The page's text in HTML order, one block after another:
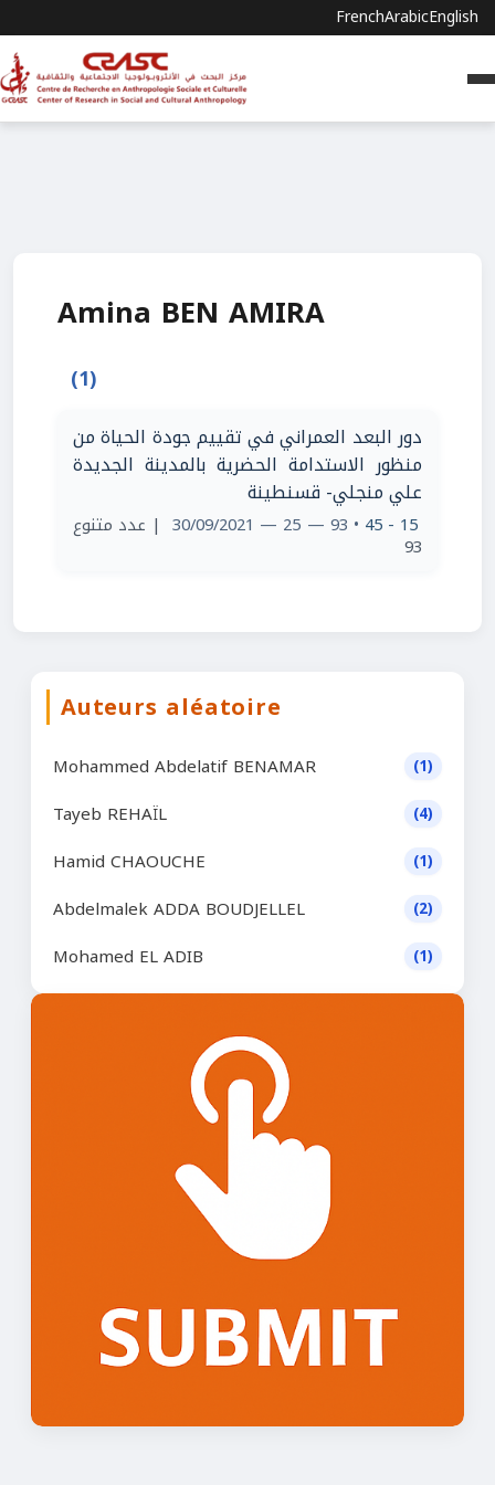
FrenchArabicEnglish
Amina BEN AMIRA
(1)
دور البعد العمراني في تقييم جودة الحياة من
منظور الاستدامة الحضرية بالمدينة الجديدة
علي منجلي- قسنطينة
15 - 45
• 93 — 25 — 30/09/2021 | عدد متنوع
93
Auteurs aléatoire
Mohammed Abdelatif BENAMAR (1)
Tayeb REHAÏL (4)
Hamid CHAOUCHE (1)
Abdelmalek ADDA BOUDJELLEL (2)
Mohamed EL ADIB (1)